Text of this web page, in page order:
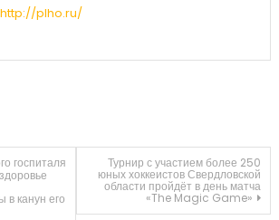
http://plho.ru/
госпиталя
в канун его
Турнир с участием более 250
юных хоккеистов Свердловской
области пройдёт в день матча
«The Magic Game»